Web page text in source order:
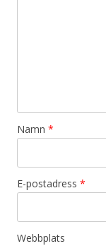
Namn *
E-postadress *
Webbplats